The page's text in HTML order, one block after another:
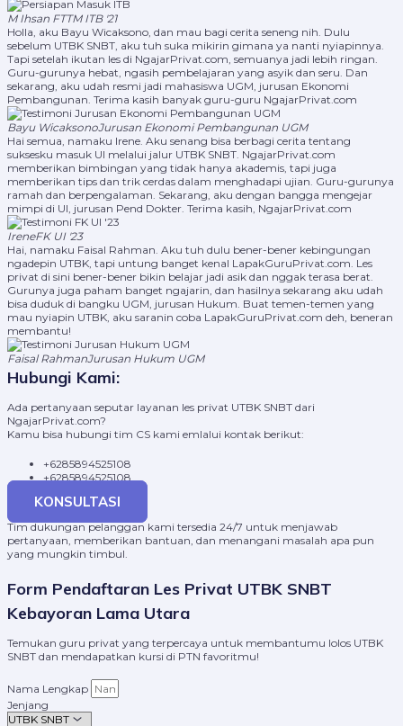
M Ihsan FTTM ITB '21
Holla, aku Bayu Wicaksono, dan mau bagi cerita seneng nih. Dulu
sebelum UTBK SNBT, aku tuh suka mikirin gimana ya nanti nyiapinnya.
Tapi setelah ikutan les di NgajarPrivat.com, semuanya jadi lebih ringan.
Guru-gurunya hebat, ngasih pembelajaran yang asyik dan seru. Dan
sekarang, aku udah resmi jadi mahasiswa UGM, jurusan Ekonomi
Pembangunan. Terima kasih banyak guru-guru NgajarPrivat.com
Bayu WicaksonoJurusan Ekonomi Pembangunan UGM
Hai semua, namaku Irene. Aku senang bisa berbagi cerita tentang
suksesku masuk UI melalui jalur UTBK SNBT. NgajarPrivat.com
memberikan bimbingan yang tidak hanya akademis, tapi juga
memberikan tips dan trik cerdas dalam menghadapi ujian. Guru-gurunya
ramah dan berpengalaman. Sekarang, aku dengan bangga mengejar
mimpi di UI, jurusan Pend Dokter. Terima kasih, NgajarPrivat.com
IreneFK UI '23
Hai, namaku Faisal Rahman. Aku tuh dulu bener-bener kebingungan
ngadepin UTBK, tapi untung banget kenal LapakGuruPrivat.com. Les
privat di sini bener-bener bikin belajar jadi asik dan nggak terasa berat.
Gurunya juga paham banget ngajarin, dan hasilnya sekarang aku udah
bisa duduk di bangku UGM, jurusan Hukum. Buat temen-temen yang
mau nyiapin UTBK, aku saranin coba LapakGuruPrivat.com deh, beneran
membantu!
Faisal RahmanJurusan Hukum UGM
Hubungi Kami:
Ada pertanyaan seputar layanan les privat UTBK SNBT dari
NgajarPrivat.com?
Kamu bisa hubungi tim CS kami emlalui kontak berikut:
+6285894525108
+6285894525108
KONSULTASI
Tim dukungan pelanggan kami tersedia 24/7 untuk menjawab
pertanyaan, memberikan bantuan, dan menangani masalah apa pun
yang mungkin timbul.
Form Pendaftaran Les Privat UTBK SNBT
Kebayoran Lama Utara
Temukan guru privat yang terpercaya untuk membantumu lolos UTBK
SNBT dan mendapatkan kursi di PTN favoritmu!
Nama Lengkap
Jenjang